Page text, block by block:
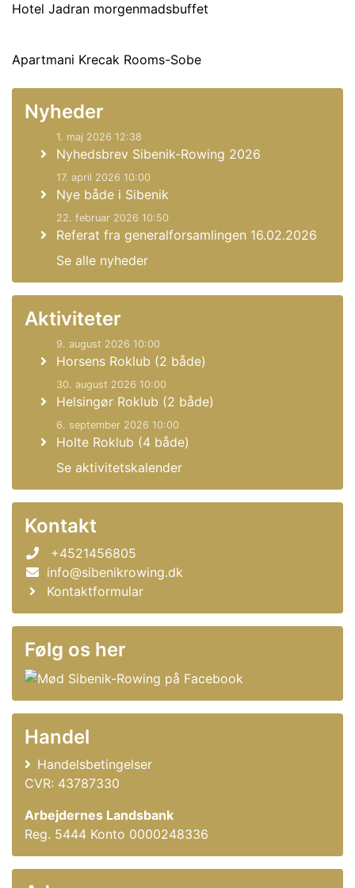
Hotel Jadran morgenmadsbuffet
Apartmani Krecak Rooms-Sobe
Nyheder
1. maj 2026 12:38
Nyhedsbrev Sibenik-Rowing 2026
17. april 2026 10:00
Nye både i Sibenik
22. februar 2026 10:50
Referat fra generalforsamlingen 16.02.2026
Se alle nyheder
Aktiviteter
9. august 2026 10:00
Horsens Roklub (2 både)
30. august 2026 10:00
Helsingør Roklub (2 både)
6. september 2026 10:00
Holte Roklub (4 både)
Se aktivitetskalender
Kontakt
+4521456805
info@sibenikrowing.dk
Kontaktformular
Følg os her
Handel
Handelsbetingelser
CVR: 43787330
Arbejdernes Landsbank
Reg. 5444 Konto 0000248336